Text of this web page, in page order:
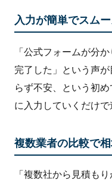
入力が簡単でスム
「公式フォームが分
完了した」という声
らず不安、という初
に入力していくだけで
複数業者の比較で
「複数社から見積も